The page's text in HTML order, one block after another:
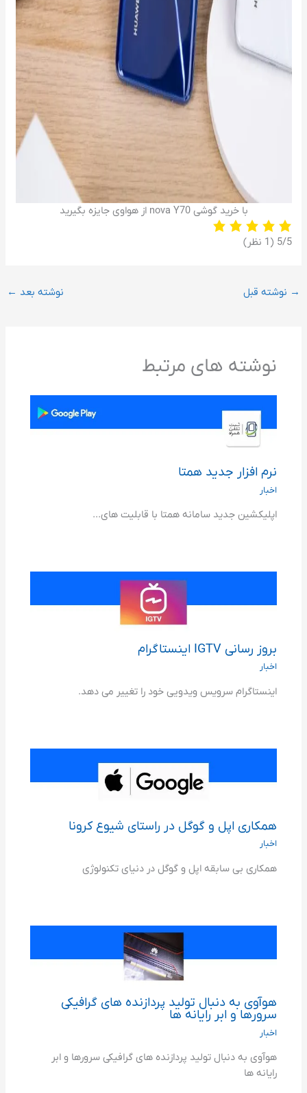
با خرید گوشی nova Y70 از هواوی جایزه بگیرید
‫5/5 ‫(1 نظر)
→ نوشته قبل نوشته بعد ←
نوشته های مرتبط
نرم افزار جدید همتا
اخبار
اپلیکشین جدید سامانه همتا با قابلیت های...
بروز رسانی IGTV اینستاگرام
اخبار
اینستاگرام سرویس ویدویی خود را تغییر می دهد.
همکاری اپل و گوگل در راستای شیوع کرونا
اخبار
همکاری بی سابقه اپل و گوگل در دنیای تکنولوژی
هوآوی به دنبال تولید پردازنده های گرافیکی
سرورها و ابر رایانه ها
اخبار
هوآوی به دنبال تولید پردازنده های گرافیکی سرورها و ابر
رایانه ها